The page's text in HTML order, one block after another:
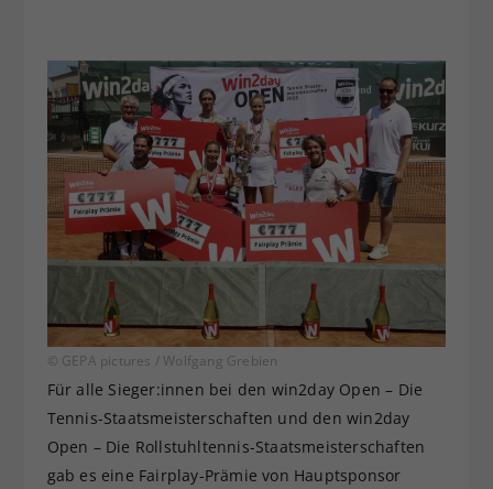
© GEPA pictures / Wolfgang Grebien
Für alle Sieger:innen bei den win2day Open – Die
Tennis-Staatsmeisterschaften und den win2day
Open – Die Rollstuhltennis-Staatsmeisterschaften
gab es eine Fairplay-Prämie von Hauptsponsor